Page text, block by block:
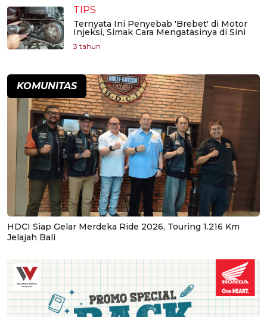
TIPS
Ternyata Ini Penyebab 'Brebet' di Motor
Injeksi, Simak Cara Mengatasinya di Sini
3 tahun
KOMUNITAS
HDCI Siap Gelar Merdeka Ride 2026, Touring 1.216 Km
Jelajah Bali